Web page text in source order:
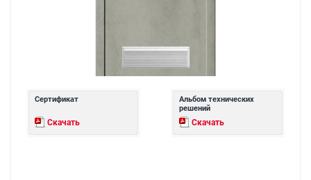
Сертификат
Скачать
Альбом технических
решений
Скачать